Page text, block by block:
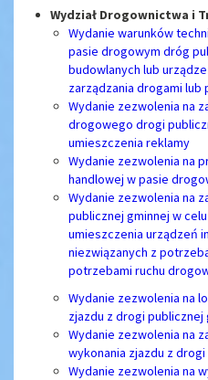
Wydział Drogownictwa i
Wydanie warunków
pasie drogowym dróg
budowlanych lub
zarządzania drogami
Wydanie zezwolenia na
drogowego drogi
umieszczenia reklamy
Wydanie zezwolenia na
handlowej w pasie
Wydanie zezwolenia na
publicznej gminnej w
umieszczenia urządzeń
niezwiązanych z
potrzebami ruchu
Wydanie zezwolenia na
zjazdu z drogi publicznej
Wydanie zezwolenia na
wykonania zjazdu z
Wydanie zezwolenia na